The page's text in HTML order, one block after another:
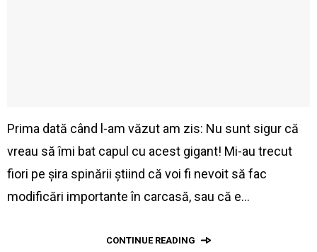
Prima dată când l-am văzut am zis: Nu sunt sigur că
vreau să îmi bat capul cu acest gigant! Mi-au trecut
fiori pe șira spinării știind că voi fi nevoit să fac
modificări importante în carcasă, sau că e…
CONTINUE READING